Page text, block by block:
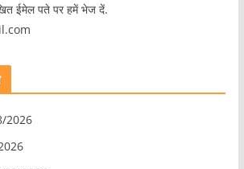
ईमेल पते पर हमें भेज दें.
2026